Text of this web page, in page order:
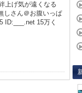
上げ気が遠くなる
しさん＠お腹いっぱ
ID:___.net 15万く